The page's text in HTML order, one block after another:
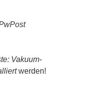
Vakuum-
werden!